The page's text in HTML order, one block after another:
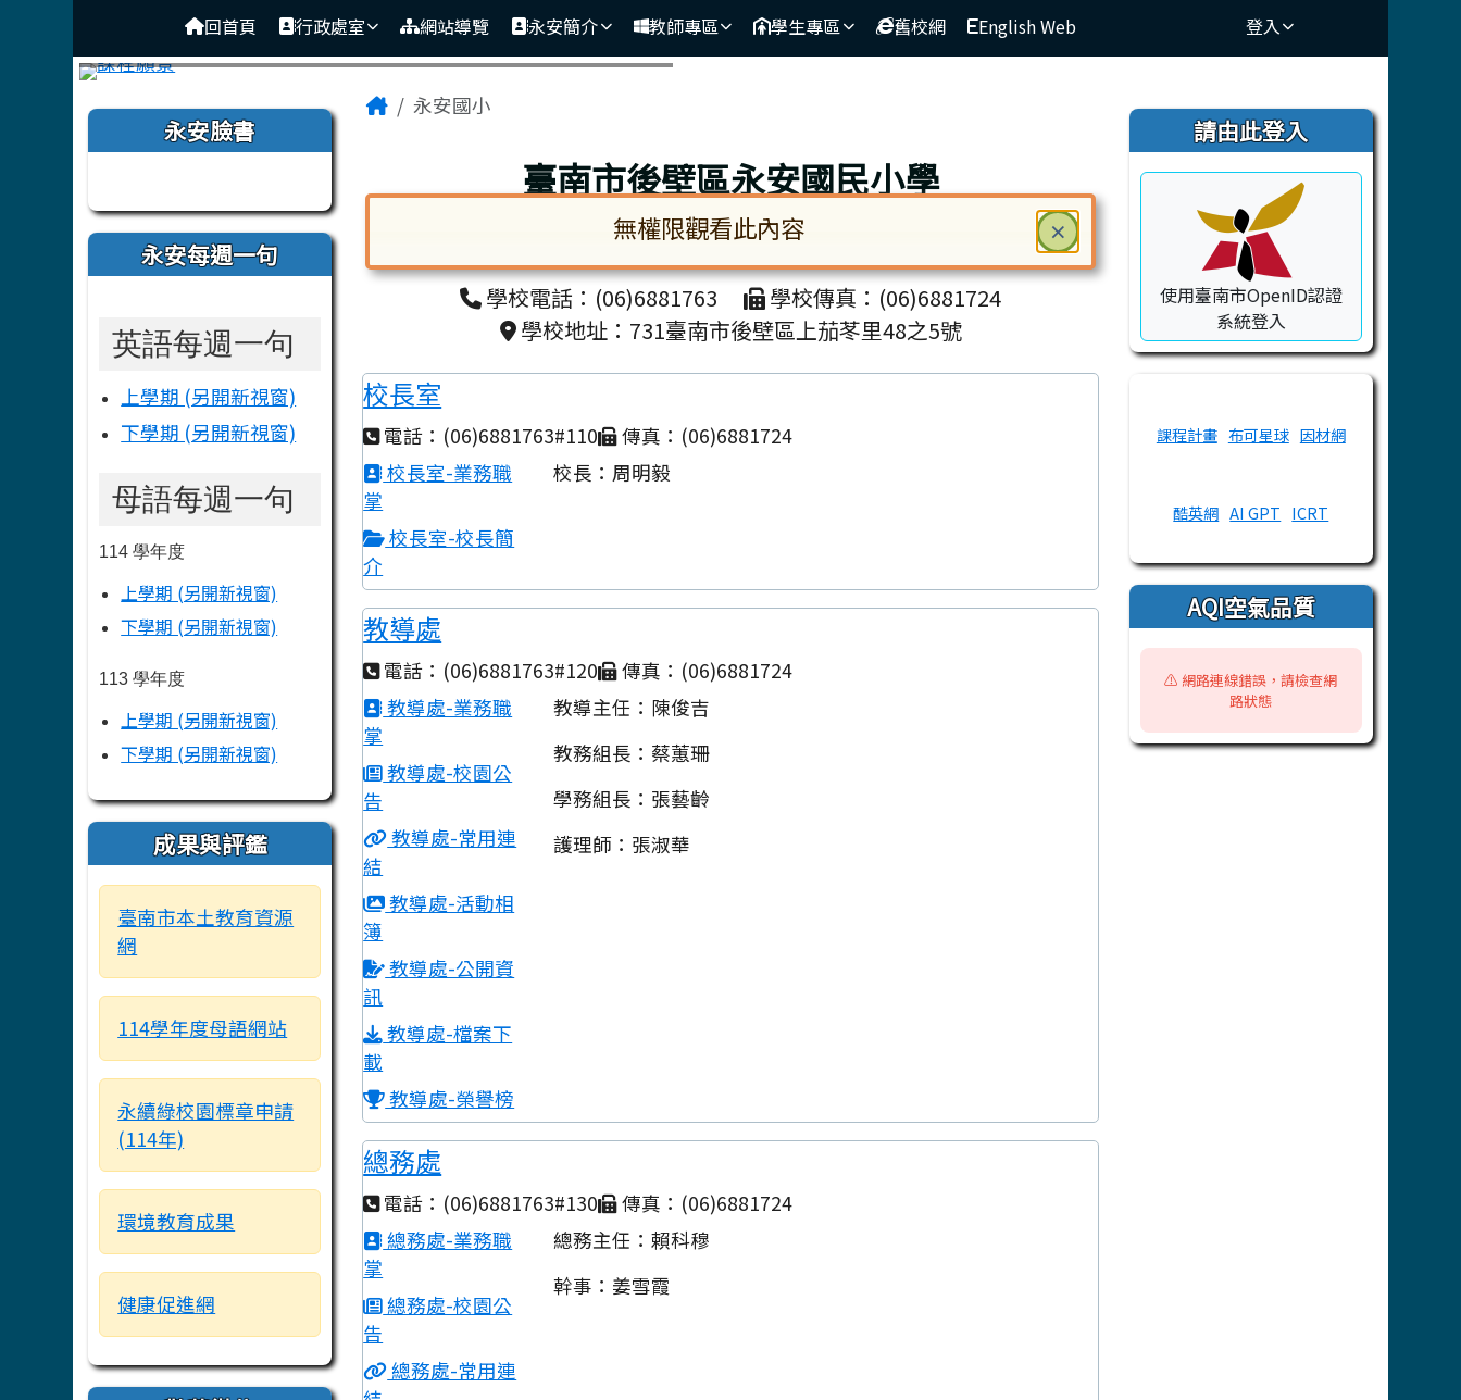
臺南市後壁區永安國小
回首頁 行政處室 網站導覽 永安簡介 教師專區 學生專區 舊校網 English Web 登入
⏸
左邊區域內容
永安臉書
永安每週一句
英語每週一句
上學期 (另開新視窗)
下學期 (另開新視窗)
母語每週一句
114 學年度
上學期 (另開新視窗)
下學期 (另開新視窗)
113 學年度
上學期 (另開新視窗)
下學期 (另開新視窗)
成果與評鑑
臺南市本土教育資源
網
114學年度母語網站
永續綠校園標章申請
(114年)
環境教育成果
健康促進網
主內容區域
Home永安國小
臺南市後壁區永安國民小學
Tainan Municipal Houbi District Yong-an Elementary School
學校電話：(06)6881763
學校傳真：(06)6881724
學校地址：731臺南市後壁區上茄苳里48之5號
校長室
電話：(06)6881763#110
傳真：(06)6881724
校長室-業務職
掌
校長室-校長簡
介
校長：周明毅
教導處
電話：(06)6881763#120
傳真：(06)6881724
教導處-業務職
掌
教導處-校園公
告
教導處-常用連
結
教導處-活動相
簿
教導處-公開資
訊
教導處-檔案下
載
教導處-榮譽榜
教導主任：陳俊吉
教務組長：蔡蕙珊
學務組長：張藝齡
護理師：張淑華
總務處
電話：(06)6881763#130
傳真：(06)6881724
總務處-業務職
掌
總務處-校園公
告
總務處-常用連
總務主任：賴科穆
幹事：姜雪霞
右邊區域內容
請由此登入
使用臺南市OpenID認證
系統登入
課程計畫 布可星球 因材網
酷英網 AI GPT ICRT
AQI空氣品質
⚠️ 網路連線錯誤，請檢查網
路狀態
頁尾區域
× 關閉
無權限觀看此內容
對話框已開啟。請使用 Tab 鍵在選項間移動焦點。按下 Enter 鍵或空白鍵確認，按下 Escape 鍵關閉